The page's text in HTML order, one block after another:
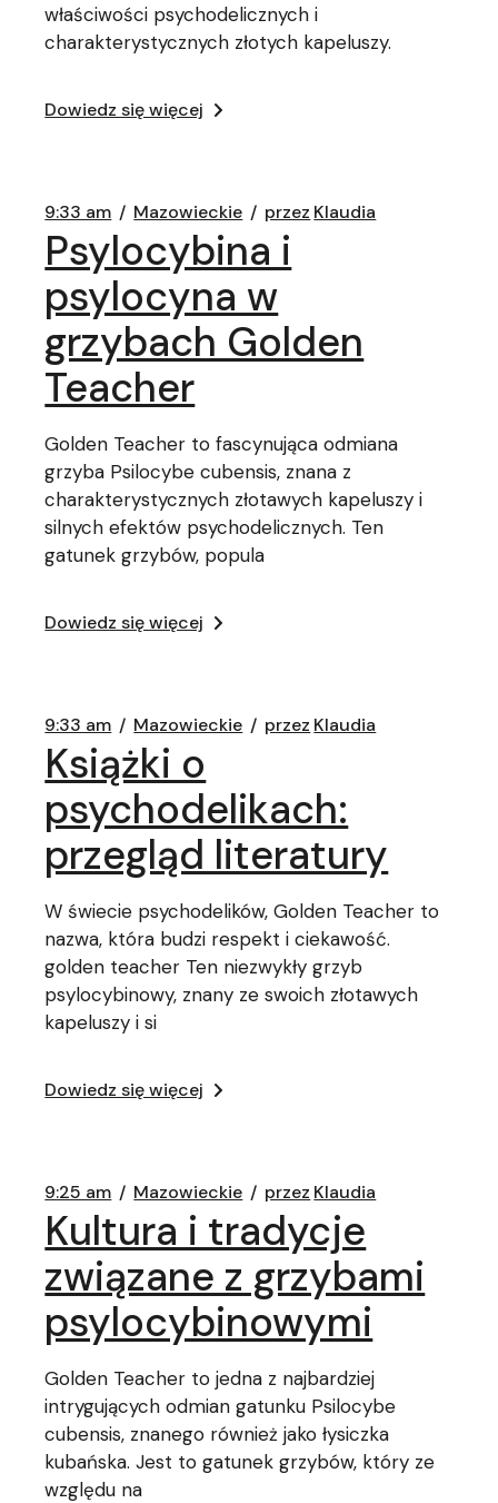
właściwości psychodelicznych i
charakterystycznych złotych kapeluszy.
Dowiedz się więcej
9:33 am Mazowieckie przez Klaudia
Psylocybina i
psylocyna w
grzybach Golden
Teacher
Golden Teacher to fascynująca odmiana
grzyba Psilocybe cubensis, znana z
charakterystycznych złotawych kapeluszy i
silnych efektów psychodelicznych. Ten
gatunek grzybów, popula
Dowiedz się więcej
9:33 am Mazowieckie przez Klaudia
Książki o
psychodelikach:
przegląd literatury
W świecie psychodelików, Golden Teacher to
nazwa, która budzi respekt i ciekawość.
golden teacher Ten niezwykły grzyb
psylocybinowy, znany ze swoich złotawych
kapeluszy i si
Dowiedz się więcej
9:25 am Mazowieckie przez Klaudia
Kultura i tradycje
związane z grzybami
psylocybinowymi
Golden Teacher to jedna z najbardziej
intrygujących odmian gatunku Psilocybe
cubensis, znanego również jako łysiczka
kubańska. Jest to gatunek grzybów, który ze
względu na